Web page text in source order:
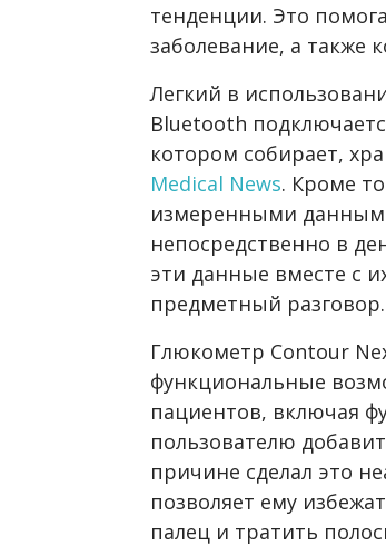
тенденции. Это
заболевание, а также
Легкий в
Bluetooth
котором собирает,
Medical News. Кроме
измеренными
непосредственно в
эти данные вместе с
предметный разговор.
Глюкометр Contour
функциональные
пациентов, включая
пользователю
причине сделал это
позволяет ему
палец и тратить